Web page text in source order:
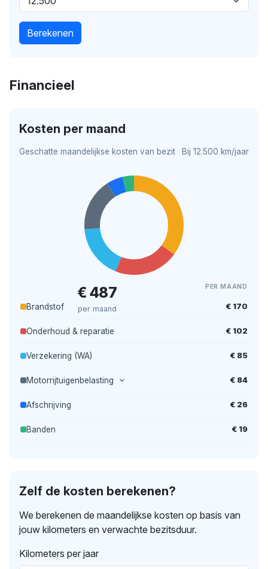
Berekenen
Financieel
Kosten per maand
Geschatte maandelijkse kosten van bezit Bij 12.500 km/jaar
€ 487
per maand
PER MAAND
Brandstof € 170
Onderhoud & reparatie € 102
Verzekering (WA) € 85
Motorrijtuigenbelasting € 84
Afschrijving € 26
Banden € 19
Zelf de kosten berekenen?
We berekenen de maandelijkse kosten op basis van
jouw kilometers en verwachte bezitsduur.
Kilometers per jaar